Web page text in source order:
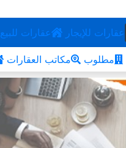
عقارات للبيع عقارات للإيجار
مكاتب العقارات مطلوب